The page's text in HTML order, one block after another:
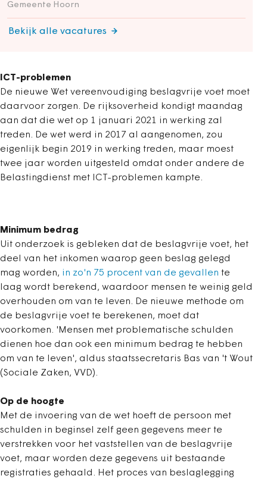
Gemeente Hoorn
Bekijk alle vacatures
ICT-problemen
De nieuwe Wet vereenvoudiging beslagvrije voet moet
daarvoor zorgen. De rijksoverheid kondigt maandag
aan dat die wet op 1 januari 2021 in werking zal
treden. De wet werd in 2017 al aangenomen, zou
eigenlijk begin 2019 in werking treden, maar moest
twee jaar worden uitgesteld omdat onder andere de
Belastingdienst met ICT-problemen kampte.
Minimum bedrag
Uit onderzoek is gebleken dat de beslagvrije voet, het
deel van het inkomen waarop geen beslag gelegd
mag worden, in zo'n 75 procent van de gevallen te
laag wordt berekend, waardoor mensen te weinig geld
overhouden om van te leven. De nieuwe methode om
de beslagvrije voet te berekenen, moet dat
voorkomen. 'Mensen met problematische schulden
dienen hoe dan ook een minimum bedrag te hebben
om van te leven', aldus staatssecretaris Bas van 't Wout
(Sociale Zaken, VVD).
Op de hoogte
Met de invoering van de wet hoeft de persoon met
schulden in beginsel zelf geen gegevens meer te
verstrekken voor het vaststellen van de beslagvrije
voet, maar worden deze gegevens uit bestaande
registraties gehaald. Het proces van beslaglegging